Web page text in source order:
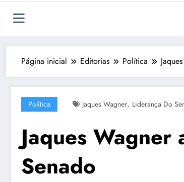
Página inicial Editorias Política
Política Jaques Wagner, Liderança Do
Jaques
Senado